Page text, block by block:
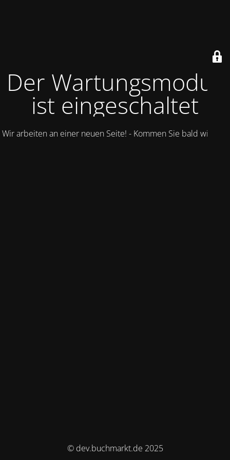
Der Wartungsmodus
ist eingeschaltet
Wir arbeiten an einer neuen Seite! - Kommen Sie bald wieder.
© dev.buchmarkt.de 2025